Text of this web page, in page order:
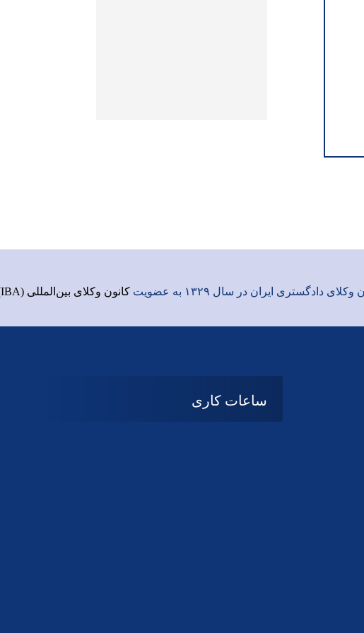
وکلای دادگستری ایران در سال ۱۳۲۹ به عضویت کانون وکلای بین‌المللی (IBA)
ساعات کاری